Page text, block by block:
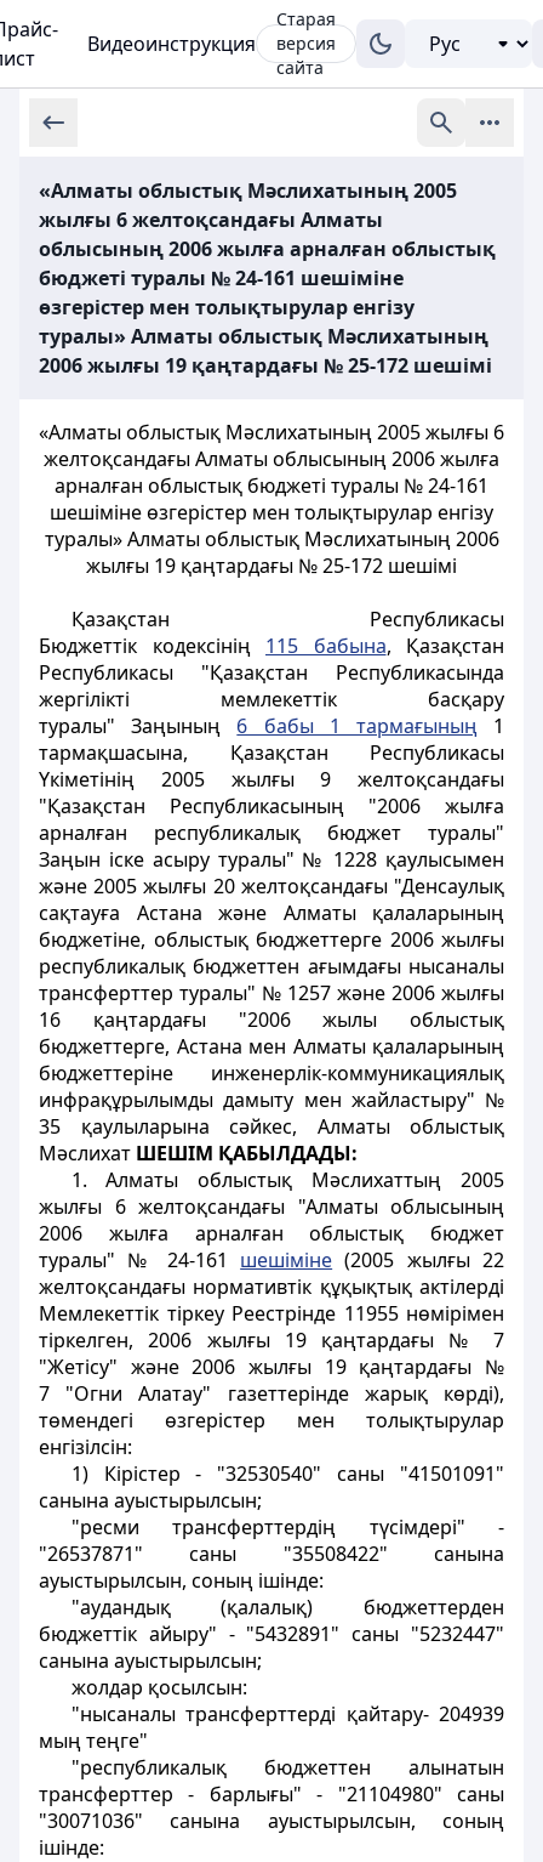
Видеоинструкция
Старая
версия
сайта
«Алматы облыстық Мәслихатының 2005
жылғы 6 желтоқсандағы Алматы
облысының 2006 жылға арналған облыстық
бюджеті туралы № 24-161 шешіміне
өзгерістер мен толықтырулар енгізу
туралы» Алматы облыстық Мәслихатының
2006 жылғы 19 қаңтардағы № 25-172 шешімі
«Алматы облыстық Мәслихатының 2005 жылғы 6
желтоқсандағы Алматы облысының 2006 жылға
арналған облыстық бюджеті туралы № 24-161
шешіміне өзгерістер мен толықтырулар енгізу
туралы» Алматы облыстық Мәслихатының 2006
жылғы 19 қаңтардағы № 25-172 шешімі
Қазақстан Республикасы
Бюджеттік кодексінің 115 бабына, Қазақстан
Республикасы "Қазақстан Республикасында
жергілікті мемлекеттік басқару
туралы" Заңының 6 бабы 1 тармағының 1
тармақшасына, Қазақстан Республикасы
Үкіметінің 2005 жылғы 9 желтоқсандағы
"Қазақстан Республикасының "2006 жылға
арналған республикалық бюджет туралы"
Заңын іске асыру туралы" № 1228 қаулысымен
және 2005 жылғы 20 желтоқсандағы "Денсаулық
сақтауға Астана және Алматы қалаларының
бюджетіне, облыстық бюджеттерге 2006 жылғы
республикалық бюджеттен ағымдағы нысаналы
трансферттер туралы" № 1257 және 2006 жылғы
16 қаңтардағы "2006 жылы облыстық
бюджеттерге, Астана мен Алматы қалаларының
бюджеттеріне инженерлік-коммуникациялық
инфрақұрылымды дамыту мен жайластыру" №
35 қаулыларына сәйкес, Алматы облыстық
Мәслихат ШЕШІМ ҚАБЫЛДАДЫ:
1. Алматы облыстық Мәслихаттың 2005
жылғы 6 желтоқсандағы "Алматы облысының
2006 жылға арналған облыстық бюджет
туралы" № 24-161 шешіміне (2005 жылғы 22
желтоқсандағы нормативтік құқықтық актілерді
Мемлекеттік тіркеу Реестрінде 11955 нөмірімен
тіркелген, 2006 жылғы 19 қаңтардағы № 7
"Жетісу" және 2006 жылғы 19 қаңтардағы №
7 "Огни Алатау" газеттерінде жарық көрді),
төмендегі өзгерістер мен толықтырулар
енгізілсін:
1) Кірістер - "32530540" саны "41501091"
санына ауыстырылсын;
"ресми трансферттердің түсімдері" -
"26537871" саны "35508422" санына
ауыстырылсын, соның ішінде:
"аудандық (қалалық) бюджеттерден
бюджеттік айыру" - "5432891" саны "5232447"
санына ауыстырылсын;
жолдар қосылсын:
"нысаналы трансферттерді қайтару- 204939
мың теңге"
"республикалық бюджеттен алынатын
трансферттер - барлығы" - "21104980" саны
"30071036" санына ауыстырылсын, соның
ішінде: